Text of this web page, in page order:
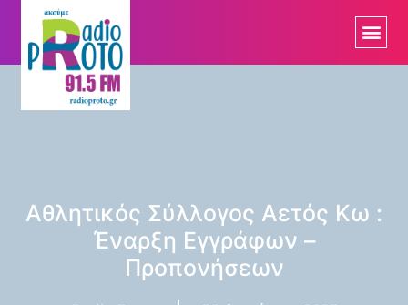
Αθλητικός Σύλλογος Αετός Κω :
Έναρξη Εγγράφων –
Προπονήσεων